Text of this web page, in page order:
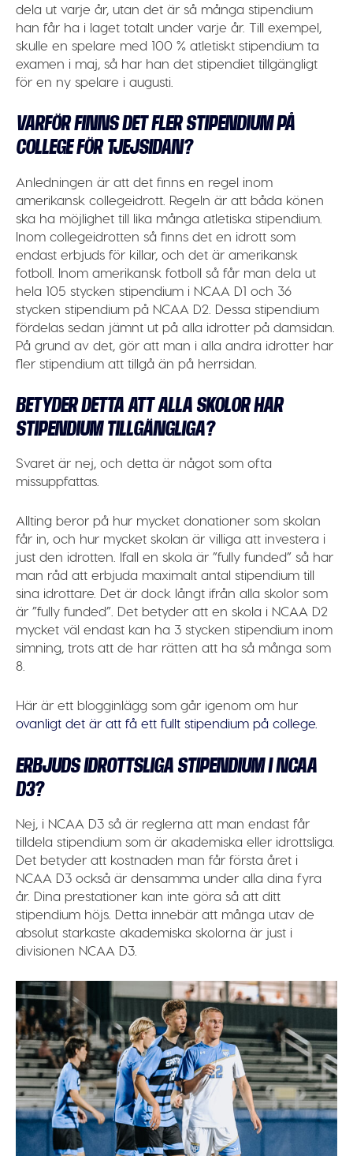
dela ut varje år, utan det är så många stipendium
han får ha i laget totalt under varje år. Till exempel,
skulle en spelare med 100 % atletiskt stipendium ta
examen i maj, så har han det stipendiet tillgängligt
för en ny spelare i augusti.
VARFÖR FINNS DET FLER STIPENDIUM PÅ
COLLEGE FÖR TJEJSIDAN?
Anledningen är att det finns en regel inom
amerikansk collegeidrott. Regeln är att båda könen
ska ha möjlighet till lika många atletiska stipendium.
Inom collegeidrotten så finns det en idrott som
endast erbjuds för killar, och det är amerikansk
fotboll. Inom amerikansk fotboll så får man dela ut
hela 105 stycken stipendium i NCAA D1 och 36
stycken stipendium på NCAA D2. Dessa stipendium
fördelas sedan jämnt ut på alla idrotter på damsidan.
På grund av det, gör att man i alla andra idrotter har
fler stipendium att tillgå än på herrsidan.
BETYDER DETTA ATT ALLA SKOLOR HAR
STIPENDIUM TILLGÄNGLIGA?
Svaret är nej, och detta är något som ofta
missuppfattas.
Allting beror på hur mycket donationer som skolan
får in, och hur mycket skolan är villiga att investera i
just den idrotten. Ifall en skola är ”fully funded” så har
man råd att erbjuda maximalt antal stipendium till
sina idrottare. Det är dock långt ifrån alla skolor som
är ”fully funded”. Det betyder att en skola i NCAA D2
mycket väl endast kan ha 3 stycken stipendium inom
simning, trots att de har rätten att ha så många som
8.
Här är ett blogginlägg som går igenom om hur
ovanligt det är att få ett fullt stipendium på college.
ERBJUDS IDROTTSLIGA STIPENDIUM I NCAA
D3?
Nej, i NCAA D3 så är reglerna att man endast får
tilldela stipendium som är akademiska eller idrottsliga.
Det betyder att kostnaden man får första året i
NCAA D3 också är densamma under alla dina fyra
år. Dina prestationer kan inte göra så att ditt
stipendium höjs. Detta innebär att många utav de
absolut starkaste akademiska skolorna är just i
divisionen NCAA D3.